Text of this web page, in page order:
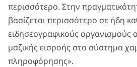
περισσότερο. Στην
βασίζεται περισσότερο σε ήδη
ειδησεογραφικούς οργανισμούς
μαζικής εισροής στο σύστημα
πληροφόρησης».